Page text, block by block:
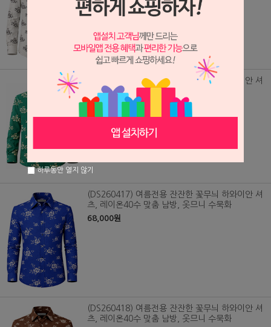
(DS260416) 여름전용 잔잔한 꽃무늬 하와이안 셔
츠, 레이온40수 맞춤 남방, 옷므니 수묵화
68,000원
(DS260417) 여름전용 잔잔한 꽃무늬 하와이안 셔
츠, 레이온40수 맞춤 남방, 옷므니 수묵화
68,000원
(DS260418) 여름전용 잔잔한 꽃무늬 하와이안 셔
츠, 레이온40수 맞춤 남방, 옷므니 수묵화
하루동안 열지 않기